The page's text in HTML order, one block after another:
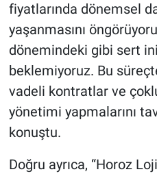
fiyatlarında dönemsel
yaşanmasını
dönemindeki gibi sert
beklemiyoruz. Bu
vadeli kontratlar ve
yönetimi yapmalarını
konuştu.
Doğru ayrıca, “Horoz